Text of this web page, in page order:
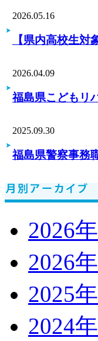
2026.05.16
【県内高校生
2026.04.09
福島県こどもリ
2025.09.30
福島県警察事務
2026
2026
2025
2024